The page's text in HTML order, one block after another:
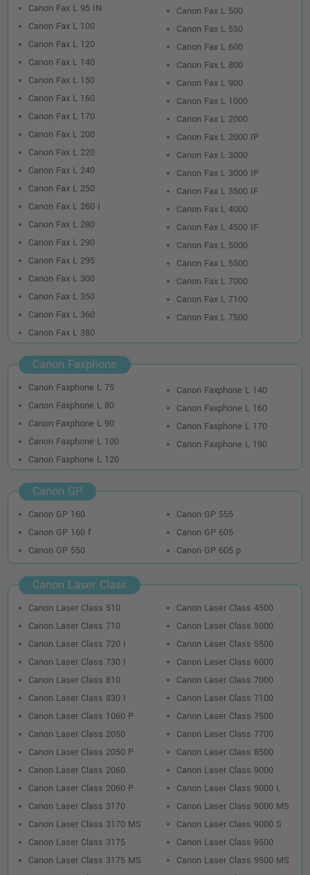
Canon Fax L 95 IN
Canon Fax L 100
Canon Fax L 120
Canon Fax L 140
Canon Fax L 150
Canon Fax L 160
Canon Fax L 170
Canon Fax L 200
Canon Fax L 220
Canon Fax L 240
Canon Fax L 250
Canon Fax L 260 I
Canon Fax L 280
Canon Fax L 290
Canon Fax L 295
Canon Fax L 300
Canon Fax L 350
Canon Fax L 360
Canon Fax L 380
Canon Fax L 500
Canon Fax L 550
Canon Fax L 600
Canon Fax L 800
Canon Fax L 900
Canon Fax L 1000
Canon Fax L 2000
Canon Fax L 2000 IP
Canon Fax L 3000
Canon Fax L 3000 IP
Canon Fax L 3500 IF
Canon Fax L 4000
Canon Fax L 4500 IF
Canon Fax L 5000
Canon Fax L 5500
Canon Fax L 7000
Canon Fax L 7100
Canon Fax L 7500
Canon Faxphone
Canon Faxphone L 75
Canon Faxphone L 80
Canon Faxphone L 90
Canon Faxphone L 100
Canon Faxphone L 120
Canon Faxphone L 140
Canon Faxphone L 160
Canon Faxphone L 170
Canon Faxphone L 190
Canon GP
Canon GP 160
Canon GP 160 f
Canon GP 550
Canon GP 555
Canon GP 605
Canon GP 605 p
Canon Laser Class
Canon Laser Class 510
Canon Laser Class 710
Canon Laser Class 720 I
Canon Laser Class 730 I
Canon Laser Class 810
Canon Laser Class 830 I
Canon Laser Class 1060 P
Canon Laser Class 2050
Canon Laser Class 2050 P
Canon Laser Class 2060
Canon Laser Class 2060 P
Canon Laser Class 3170
Canon Laser Class 3170 MS
Canon Laser Class 3175
Canon Laser Class 3175 MS
Canon Laser Class 4500
Canon Laser Class 5000
Canon Laser Class 5500
Canon Laser Class 6000
Canon Laser Class 7000
Canon Laser Class 7100
Canon Laser Class 7500
Canon Laser Class 7700
Canon Laser Class 8500
Canon Laser Class 9000
Canon Laser Class 9000 L
Canon Laser Class 9000 MS
Canon Laser Class 9000 S
Canon Laser Class 9500
Canon Laser Class 9500 MS